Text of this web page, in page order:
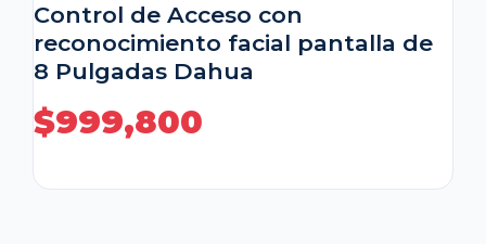
Control de Acceso con
reconocimiento facial pantalla de
8 Pulgadas Dahua
$999,800